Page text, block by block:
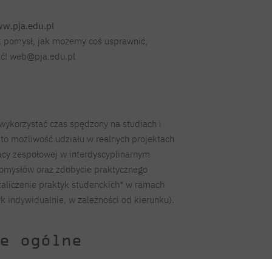
jak możemy coś usprawnić,
web@pja.edu.pl
czas spędzony na studiach i
możliwość udziału w realnych projektach
zespołowej w interdyscyplinarnym
oraz zdobycie praktycznego
praktyk studenckich* w ramach
indywidualnie, w zależności od kierunku).
ogólne